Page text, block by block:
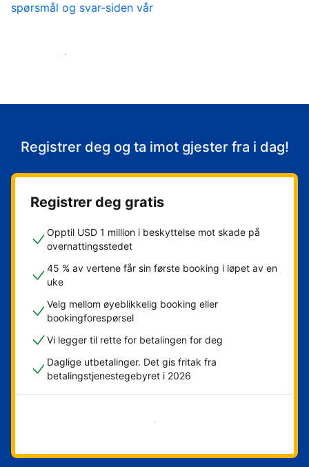
spørsmål og svar-siden vår
Ta imot gjestene
Registrer deg og ta imot gjester fra i dag!
Registrer deg gratis
Opptil USD 1 million i beskyttelse mot skade på
overnattingsstedet
45 % av vertene får sin første booking i løpet av en
uke
Velg mellom øyeblikkelig booking eller
bookingforespørsel
Vi legger til rette for betalingen for deg
Daglige utbetalinger. Det gis fritak fra
betalingstjenestegebyret i 2026
Kom i gang nå